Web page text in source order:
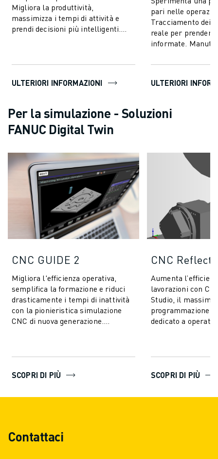
Migliora la produttività,
massimizza i tempi di attività e
prendi decisioni più intelligenti.
ULTERIORI INFORMAZIONI
pari nelle
Tracciamento dei
reale per prendere
informate.
ULTERIORI
Per la simulazione - Soluzioni
FANUC Digital Twin
CNC GUIDE 2
Migliora l'efficienza operativa,
semplifica la formazione e riduci
drasticamente i tempi di inattività
con la pionieristica simulazione
CNC di nuova generazione.
SCOPRI DI PIÙ
CNC
Aumenta
lavorazioni con
Studio, il massimo
programmazione
dedicato a
SCOPRI DI PIÙ
Contattaci